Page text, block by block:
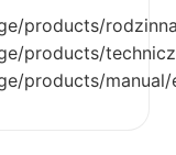
products/
products/
products/